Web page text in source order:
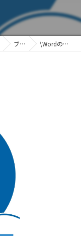
ブログ \Wordの基本機能/